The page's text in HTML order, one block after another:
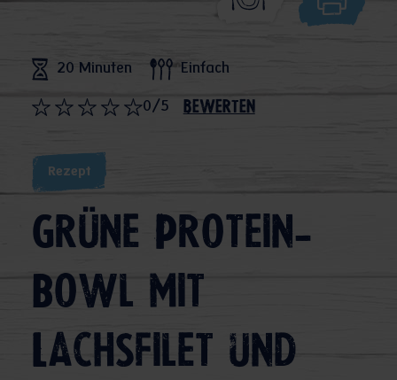
20 Minuten Einfach
0/5 bewerten
Rezept
Grüne Protein-
Bowl mit
Lachsfilet und